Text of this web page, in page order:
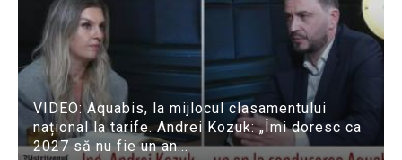
VIDEO: Aquabis, la mijlocul clasamentului
național la tarife. Andrei Kozuk: „Îmi doresc ca
2027 să nu fie un an...